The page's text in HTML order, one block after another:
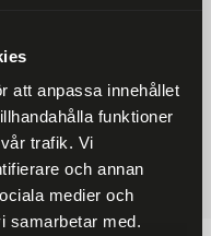
att anpassa innehållet
funktioner
trafik. Vi
och annan
medier och
samarbetar med.